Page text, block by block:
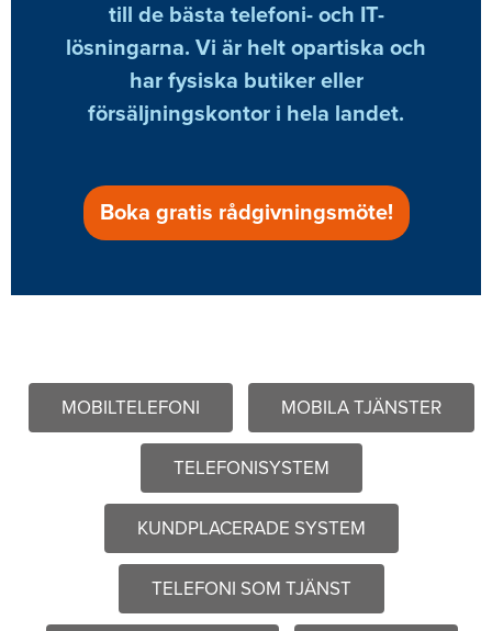
till de bästa telefoni- och IT-
lösningarna. Vi är helt opartiska och
har fysiska butiker eller
försäljningskontor i hela landet.
Boka gratis rådgivningsmöte!
MOBILTELEFONI MOBILA TJÄNSTER
TELEFONISYSTEM
KUNDPLACERADE SYSTEM
TELEFONI SOM TJÄNST